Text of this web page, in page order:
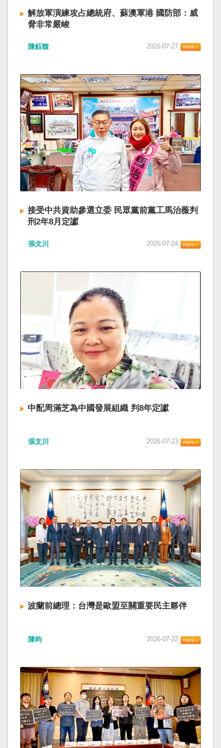
解放軍演練攻占總統府、蘇澳軍港 國防部：威
脅非常嚴峻
陳鈺馥 2026-07-27
接受中共資助參選立委 民眾黨前黨工馬治薇判
刑2年8月定讞
張文川 2026-07-24
中配周滿芝為中國發展組織 判8年定讞
張文川 2026-07-23
波蘭前總理：台灣是歐盟至關重要民主夥伴
陳昀 2026-07-22